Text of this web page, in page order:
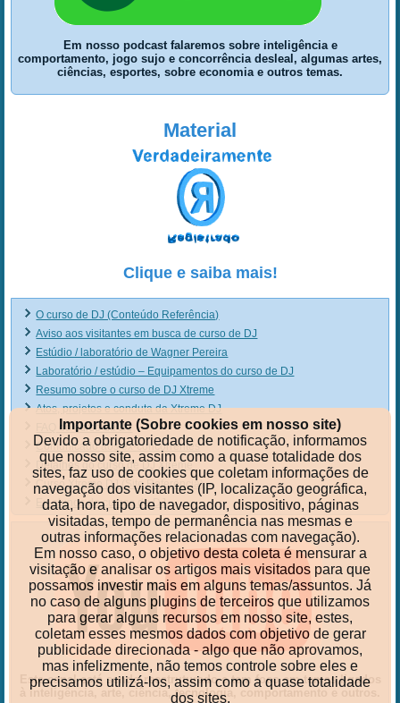
Em nosso podcast falaremos sobre inteligência e
comportamento, jogo sujo e concorrência desleal, algumas artes,
ciências, esportes, sobre economia e outros temas.
Material
Clique e saiba mais!
O curso de DJ (Conteúdo Referência)
Aviso aos visitantes em busca de curso de DJ
Estúdio / laboratório de Wagner Pereira
Laboratório / estúdio – Equipamentos do curso de DJ
Resumo sobre o curso de DJ Xtreme
Atos, projetos e conduta da Xtreme DJ
FAQ do curso de DJ
Comunicado aos ex-concorrentes
Detalhes do curso de DJ Xtreme
Curso Xtreme DJ (Site Referência)
Ex-alunos do cursos de DJ
Este canal está sendo reestruturado e tem foco em temas ligados
à inteligência, arte, ciência, tecnologia, comportamento e outros.
Importante (Sobre cookies em nosso site)
Devido a obrigatoriedade de notificação, informamos
que nosso site, assim como a quase totalidade dos
sites, faz uso de cookies que coletam informações de
navegação dos visitantes (IP, localização geográfica,
data, hora, tipo de navegador, dispositivo, páginas
visitadas, tempo de permanência nas mesmas e
outras informações relacionadas com navegação).
Em nosso caso, o objetivo desta coleta é mensurar a
visitação e analisar os artigos mais visitados para que
possamos investir mais em alguns temas/assuntos. Já
no caso de alguns plugins de terceiros que utilizamos
para gerar alguns recursos em nosso site, estes,
coletam esses mesmos dados com objetivo de gerar
publicidade direcionada - algo que não aprovamos,
mas infelizmente, não temos controle sobre eles e
precisamos utilizá-los, assim como a quase totalidade
dos sites.